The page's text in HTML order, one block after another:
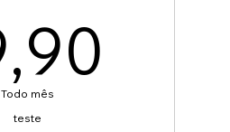
Todo mês
teste